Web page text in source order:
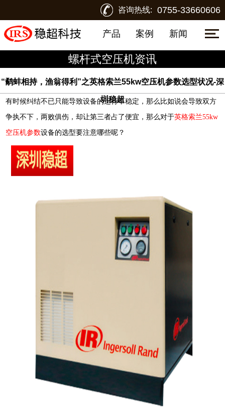
咨询热线: 0755-33660606
产品 案例 新闻
螺杆式空压机资讯
“鹬蚌相持，渔翁得利”之英格索兰55kw空压机参数选型状况-深
圳稳超
有时候纠结不已只能导致设备的运行不稳定，那么比如说会导致双方
争执不下，两败俱伤，却让第三者占了便宜，那么对于英格索兰55kw
空压机参数设备的选型要注意哪些呢？